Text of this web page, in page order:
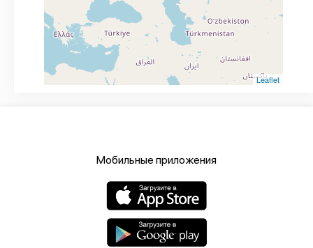
Leaflet
Мобильные приложения